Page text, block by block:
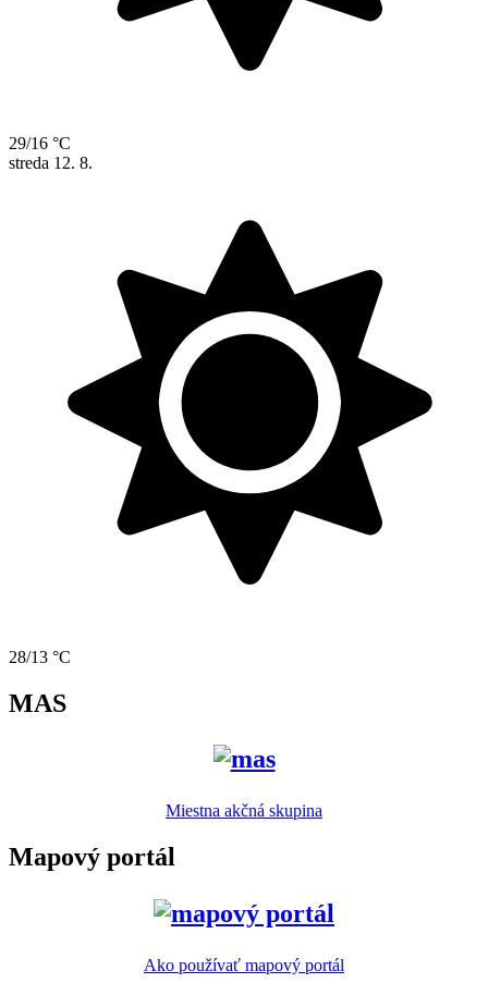
29/16 °C
streda 12. 8.
28/13 °C
MAS
Miestna akčná skupina
Mapový portál
Ako používať mapový portál